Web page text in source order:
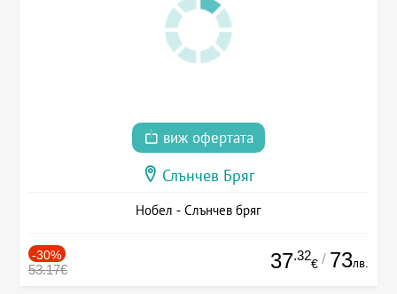
виж офертата
Слънчев Бряг
Нобел - Слънчев бряг
-30%
53.17€ 37.32
€ / 73лв.